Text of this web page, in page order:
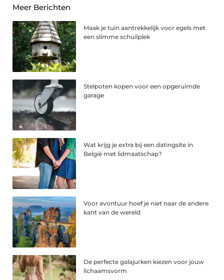
Meer Berichten
Maak je tuin aantrekkelijk voor egels met
een slimme schuilplek
Stelpoten kopen voor een opgeruimde
garage
Wat krijg je extra bij een datingsite in
België met lidmaatschap?
Voor avontuur hoef je niet naar de andere
kant van de wereld
De perfecte galajurken kiezen voor jouw
lichaamsvorm